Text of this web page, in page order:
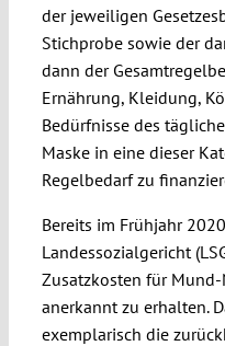
der jeweiligen
Stichprobe sowie der
dann der
Ernährung, Kleidung,
Bedürfnisse des
Maske in eine dieser
Regelbedarf zu
Bereits im Frühjahr
Landessozialgericht
Zusatzkosten für
anerkannt zu erhalten.
exemplarisch die